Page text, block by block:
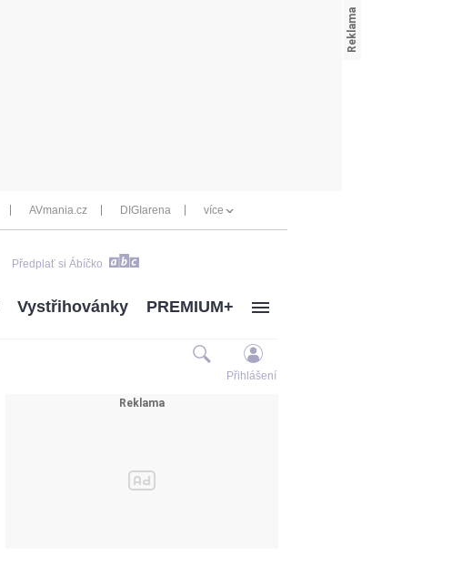
AVmania.cz DIGIarena více
Předplať si Ábíčko
Vystřihovánky PREMIUM+
Přihlášení